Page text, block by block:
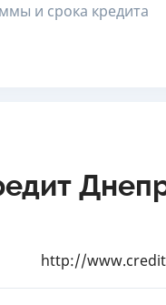
и срока кредита
http://